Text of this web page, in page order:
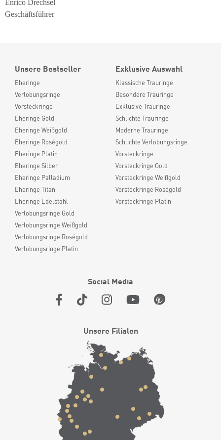
Enrico Drechsel
Geschäftsführer
Unsere Bestseller
Eheringe
Verlobungsringe
Vorsteckringe
Eheringe Gold
Eheringe Weißgold
Eheringe Roségold
Eheringe Platin
Eheringe Silber
Eheringe Palladium
Eheringe Titan
Eheringe Edelstahl
Verlobungsringe Gold
Verlobungsringe Weißgold
Verlobungsringe Roségold
Verlobungsringe Platin
Exklusive Auswahl
Klassische Trauringe
Besondere Trauringe
Exklusive Trauringe
Schlichte Trauringe
Moderne Trauringe
Schlichte Verlobungsringe
Vorsteckringe
Vorsteckringe Gold
Vorsteckringe Weißgold
Vorsteckringe Roségold
Vorsteckringe Platin
Social Media
Unsere Filialen